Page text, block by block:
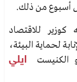
أسبوع من ذلك.
تعيينه كوزير للاقتصاد
لحماية البيئة،
ايلي